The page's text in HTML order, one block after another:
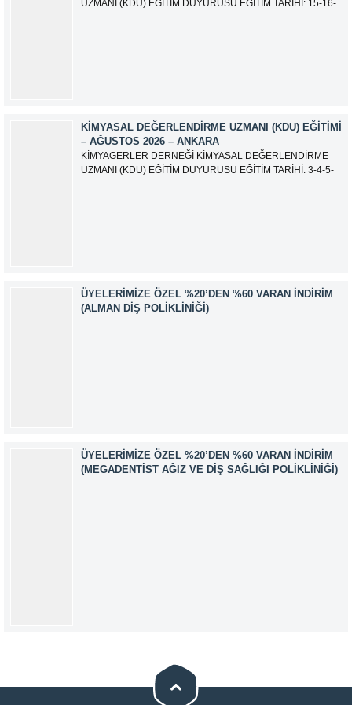
UZMANI (KDU) EĞİTİM DUYURUSU EĞİTİM TARİHİ: 15-16-
KIMYASAL DEĞERLENDIRME UZMANI (KDU) EĞITIMI
– AĞUSTOS 2026 – ANKARA
KİMYAGERLER DERNEĞİ KİMYASAL DEĞERLENDİRME
UZMANI (KDU) EĞİTİM DUYURUSU EĞİTİM TARİHİ: 3-4-5-
ÜYELERIMIZE ÖZEL %20’DEN %60 VARAN İNDIRIM
(ALMAN DIŞ POLIKLINIĞI)
ÜYELERIMIZE ÖZEL %20’DEN %60 VARAN İNDIRIM
(MEGADENTIST AĞIZ VE DIŞ SAĞLIĞI POLIKLINIĞI)